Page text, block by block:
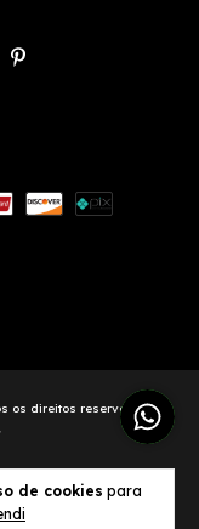
de cookies para
os direitos reservados.